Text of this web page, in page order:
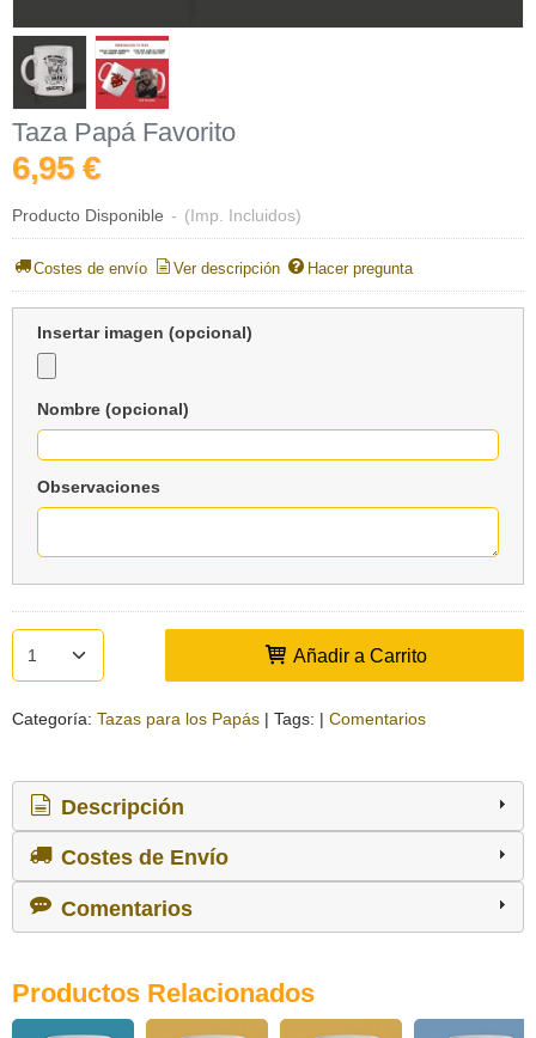
Taza Papá Favorito
6,95 €
Producto Disponible - (Imp. Incluidos)
Costes de envío Ver descripción Hacer pregunta
Insertar imagen (opcional)
Nombre (opcional)
Observaciones
Añadir a Carrito
Categoría: Tazas para los Papás | Tags: | Comentarios
Descripción
Costes de Envío
Comentarios
Productos Relacionados